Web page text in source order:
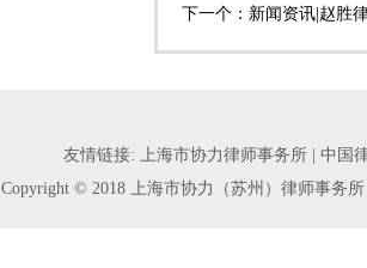
下一个： 新闻资讯|赵胜
友情链接:上海市协力律师事务所 |中国
Copyright © 2018 上海市协力（苏州）律师事务所